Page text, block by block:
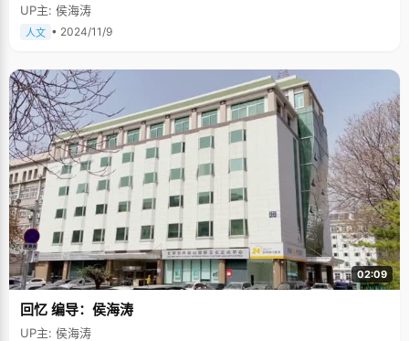
UP主: 侯海涛
人文 • 2024/11/9
02:09
回忆 编导：侯海涛
UP主: 侯海涛